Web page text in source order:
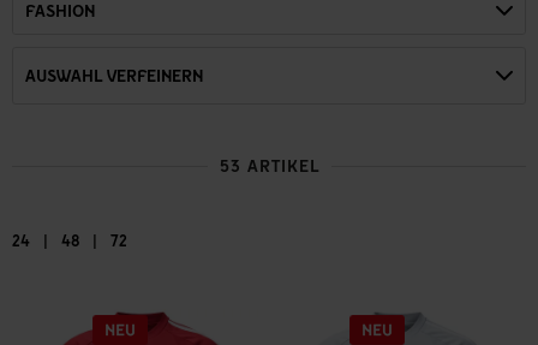
FASHION
AUSWAHL VERFEINERN
53 ARTIKEL
24 | 48 | 72